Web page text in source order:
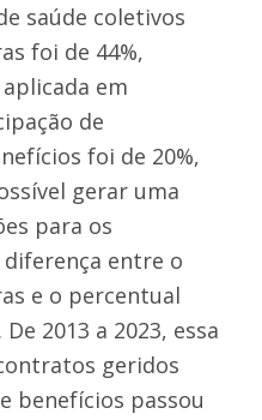
saúde coletivos
foi de 44%,
em
de
foi de 20%,
gerar uma
para os
entre o
e o percentual
2013 a 2023, essa
geridos
benefícios passou